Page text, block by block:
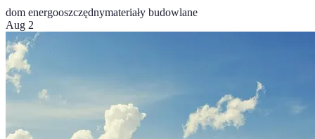
dom energooszczędnymateriały budowlane
Aug 2